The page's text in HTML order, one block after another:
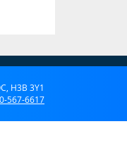
H3B 3Y1
567-6617